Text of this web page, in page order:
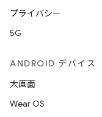
プライバシー
5G
ANDROID デバイス
大画面
Wear OS